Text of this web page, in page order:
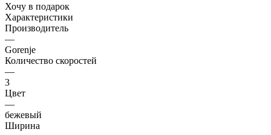
Хочу в подарок
Характеристики
Производитель
—
Gorenje
Количество скоростей
—
3
Цвет
—
бежевый
Ширина